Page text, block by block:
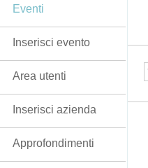
Eventi
Inserisci evento
Area utenti
Inserisci azienda
Approfondimenti